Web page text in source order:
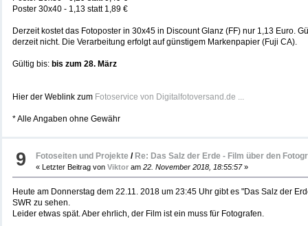
Poster 30x40 - 1,13 statt 1,89 €
Derzeit kostet das Fotoposter in 30x45 in Discount Glanz (FF) nur 1,13 Euro.
derzeit nicht. Die Verarbeitung erfolgt auf günstigem Markenpapier (Fuji CA).
Gültig bis: bis zum 28. März
Hier der Weblink zum Fotoservice von Digitalfotoversand.de ...
* Alle Angaben ohne Gewähr
9 Fotoseiten und Projekte / Re: Das Salz der Erde - Film über den
« Letzter Beitrag vonViktor am 22. November 2018, 18:55:57»
Heute am Donnerstag dem 22.11. 2018 um 23:45 Uhr gibt es "Das Salz der
SWR zu sehen.
Leider etwas spät. Aber ehrlich, der Film ist ein muss für Fotografen.